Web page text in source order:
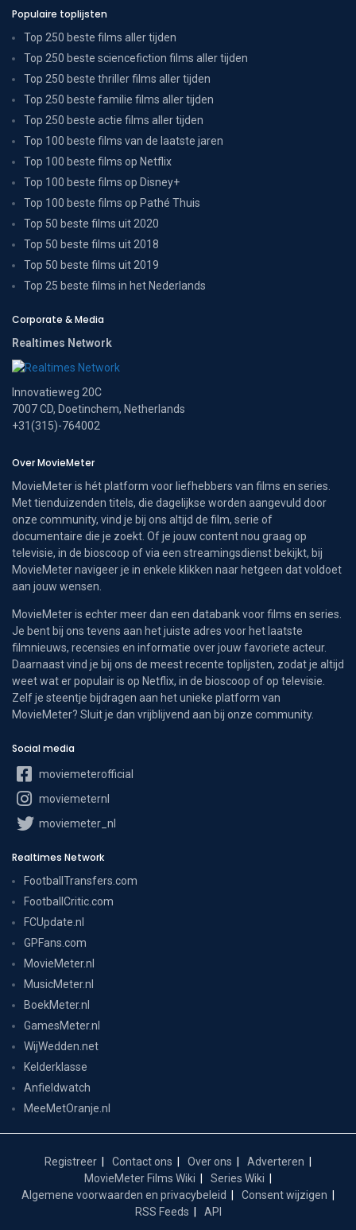
Populaire toplijsten
Top 250 beste films aller tijden
Top 250 beste sciencefiction films aller tijden
Top 250 beste thriller films aller tijden
Top 250 beste familie films aller tijden
Top 250 beste actie films aller tijden
Top 100 beste films van de laatste jaren
Top 100 beste films op Netflix
Top 100 beste films op Disney+
Top 100 beste films op Pathé Thuis
Top 50 beste films uit 2020
Top 50 beste films uit 2018
Top 50 beste films uit 2019
Top 25 beste films in het Nederlands
Corporate & Media
Realtimes Network
Innovatieweg 20C
7007 CD, Doetinchem, Netherlands
+31(315)-764002
Over MovieMeter
MovieMeter is hét platform voor liefhebbers van films en series.
Met tienduizenden titels, die dagelijkse worden aangevuld door
onze community, vind je bij ons altijd de film, serie of
documentaire die je zoekt. Of je jouw content nou graag op
televisie, in de bioscoop of via een streamingsdienst bekijkt, bij
MovieMeter navigeer je in enkele klikken naar hetgeen dat voldoet
aan jouw wensen.
MovieMeter is echter meer dan een databank voor films en series.
Je bent bij ons tevens aan het juiste adres voor het laatste
filmnieuws, recensies en informatie over jouw favoriete acteur.
Daarnaast vind je bij ons de meest recente toplijsten, zodat je altijd
weet wat er populair is op Netflix, in de bioscoop of op televisie.
Zelf je steentje bijdragen aan het unieke platform van
MovieMeter? Sluit je dan vrijblijvend aan bij onze community.
Social media
moviemeterofficial
moviemeternl
moviemeter_nl
Realtimes Network
FootballTransfers.com
FootballCritic.com
FCUpdate.nl
GPFans.com
MovieMeter.nl
MusicMeter.nl
BoekMeter.nl
GamesMeter.nl
WijWedden.net
Kelderklasse
Anfieldwatch
MeeMetOranje.nl
Registreer Contact ons Over ons
Adverteren
MovieMeter Films Wiki
Series Wiki
Algemene voorwaarden en privacybeleid
Consent wijzigen
RSS Feeds
API